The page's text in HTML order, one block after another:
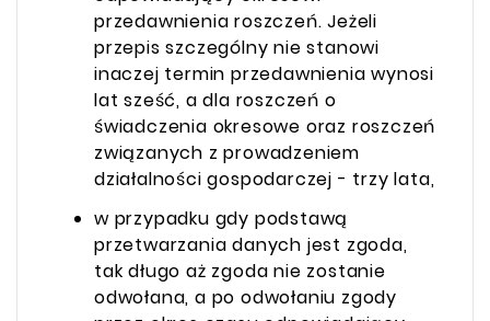
przedawnienia roszczeń. Jeżeli
przepis szczególny nie stanowi
inaczej termin przedawnienia wynosi
lat sześć, a dla roszczeń o
świadczenia okresowe oraz roszczeń
związanych z prowadzeniem
działalności gospodarczej - trzy lata,
w przypadku gdy podstawą
przetwarzania danych jest zgoda,
tak długo aż zgoda nie zostanie
odwołana, a po odwołaniu zgody